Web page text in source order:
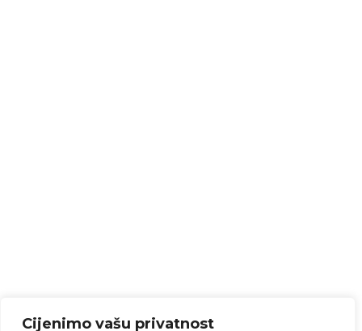
Cijenimo vašu privatnost